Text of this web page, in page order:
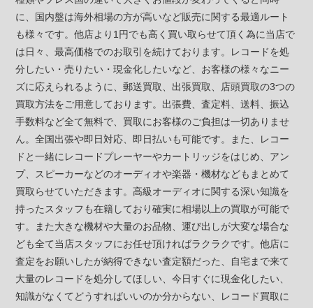
に、国内盤は海外相場の方が高いなど販売に関する最適ルート
も様々です。他店より1円でも高く買い取らせて頂く為に当店で
は日々、最高価格でのお取引を続けております。レコードを処
分したい・売りたい・現金化したいなど、お客様の様々なニー
ズに応えられるように、郵送買取、出張買取、店頭買取の3つの
買取方法をご用意しております。出張費、査定料、送料、振込
手数料など全て無料で、買取にお客様のご負担は一切ありませ
ん。全国出張や即日対応、即日払いも可能です。また、レコー
ドと一緒にレコードプレーヤーやカートリッジをはじめ、アン
プ、スピーカーなどのオーディオや楽器・機材などもまとめて
買取らせていただきます。高級オーディオに関する深い知識を
持ったスタッフも在籍しており確実に相場以上の買取が可能で
す。また大きな機材や大量のお品物、運び出しが大変な場合な
ども全て当店スタッフにお任せ頂ければラクラクです。他店に
査定をお願いしたが納得できない査定額だった、自宅まで来て
大量のレコードを処分してほしい、今日すぐに現金化したい、
知識がなくてどうすればいいのか分からない、レコード買取に